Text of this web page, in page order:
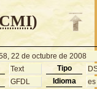
)
22 de octubre de 2008
Text Tipo
GFDL Idioma es